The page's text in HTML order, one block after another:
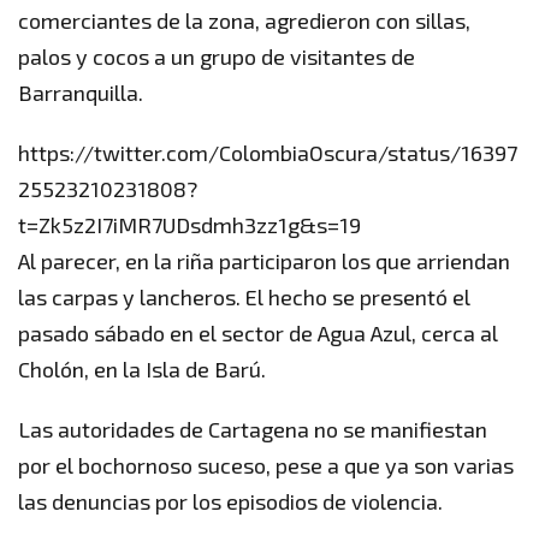
comerciantes de la zona, agredieron con sillas,
palos y cocos a un grupo de visitantes de
Barranquilla.
https://twitter.com/ColombiaOscura/status/16397
25523210231808?
t=Zk5z2I7iMR7UDsdmh3zz1g&s=19
Al parecer, en la riña participaron los que arriendan
las carpas y lancheros. El hecho se presentó el
pasado sábado en el sector de Agua Azul, cerca al
Cholón, en la Isla de Barú.
Las autoridades de Cartagena no se manifiestan
por el bochornoso suceso, pese a que ya son varias
las denuncias por los episodios de violencia.